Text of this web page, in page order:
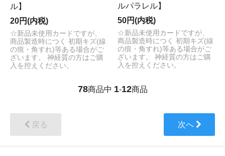
ル】
20円(内税)
☆新品未使用カードですが、
商品製造時につく 初期キズ(線
の痕・角すれ)等ある場合がご
ざいます。 神経質の方はご購
入を控えください。
ルパラレル】
50円(内税)
☆新品未使用カードですが、
商品製造時につく 初期キズ(線
の痕・角すれ)等ある場合がご
ざいます。 神経質の方はご購
入を控えください。
78商品中 1-12商品
戻る 次へ